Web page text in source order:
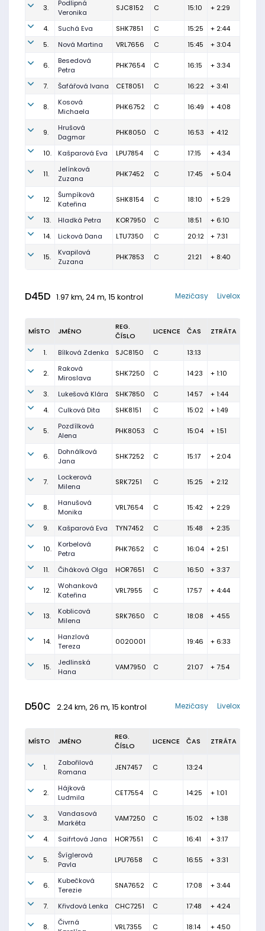
3.
Podlipná
Veronika
SJC8152 C 15:10 + 2:29
4. Suchá Eva SHK7851 C 15:25
+ 2:44
5.
Nová Martina VRL7656 C 15:45 + 3:04
6.
Besedová
Petra
PHK7654 C 16:15 + 3:34
7. Šafářová Ivana CET8051 C 16:22 + 3:41
8.
Kosová
Michaela
PHK6752 C 16:49 + 4:08
9.
Hrušová
Dagmar
PHK8050 C 16:53 + 4:12
10. Kašparová Eva LPU7854 C 17:15 + 4:34
11.
Jelínková
Zuzana
PHK7452 C 17:45 + 5:04
12.
Šumpíková
Kateřina
SHK8154 C 18:10 + 5:29
13. Hladká Petra KOR7950 C 18:51
+ 6:10
14.
Licková Dana LTU7350 C 20:12 + 7:31
15.
Kvapilová
Zuzana
PHK7853 C 21:21 + 8:40
D45D 1.97 km, 24 m, 15 kontrol Livelox
Mezičasy
MÍSTO JMÉNO
REG.
ČÍSLO
LICENCE ČAS ZTRÁTA
1. Bílková Zdenka SJC8150 C 13:13
2.
Raková
Miroslava
SHK7250 C 14:23 + 1:10
3. Lukešová Klára SHK7850 C 14:57
+ 1:44
4.
Culková Dita SHK8151 C 15:02 + 1:49
5.
Pozdílková
Alena
PHK8053 C 15:04 + 1:51
6.
Dohnálková
Jana
SHK7252 C 15:17 + 2:04
7.
Lockerová
Milena
SRK7251 C 15:25 + 2:12
8.
Hanušová
Monika
VRL7654 C 15:42 + 2:29
9. Kašparová Eva TYN7452 C 15:48 + 2:35
10.
Korbelová
Petra
PHK7652 C 16:04 + 2:51
11. Čiháková Olga HOR7651 C 16:50 + 3:37
12.
Wohanková
Kateřina
VRL7955 C 17:57 + 4:44
13.
Koblicová
Milena
SRK7650 C 18:08 + 4:55
14.
Hanzlová
Tereza
0020001 19:46 + 6:33
15.
Jedlinská
Hana
VAM7950 C 21:07 + 7:54
D50C 2.24 km, 26 m, 15 kontrol Livelox
Mezičasy
MÍSTO JMÉNO
REG.
ČÍSLO
LICENCE ČAS ZTRÁTA
1.
Zabořilová
Romana
JEN7457 C 13:24
2.
Hájková
Ludmila
CET7554 C 14:25 + 1:01
3.
Vandasová
Markéta
VAM7250 C 15:02 + 1:38
4. Saifrtová Jana HOR7551 C 16:41 + 3:17
5.
Švíglerová
Pavla
LPU7658 C 16:55 + 3:31
6.
Kubečková
Terezie
SNA7652 C 17:08 + 3:44
7. Křivdová Lenka CHC7251 C 17:48 + 4:24
8.
Čivrná
VRL7355 C 18:14 + 4:50